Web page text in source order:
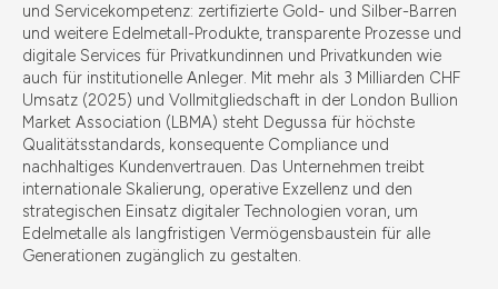
und Servicekompetenz: zertifizierte Gold- und Silber-Barren
und weitere Edelmetall-Produkte, transparente Prozesse und
digitale Services für Privatkundinnen und Privatkunden wie
auch für institutionelle Anleger. Mit mehr als 3 Milliarden CHF
Umsatz (2025) und Vollmitgliedschaft in der London Bullion
Market Association (LBMA) steht Degussa für höchste
Qualitätsstandards, konsequente Compliance und
nachhaltiges Kundenvertrauen. Das Unternehmen treibt
internationale Skalierung, operative Exzellenz und den
strategischen Einsatz digitaler Technologien voran, um
Edelmetalle als langfristigen Vermögensbaustein für alle
Generationen zugänglich zu gestalten.